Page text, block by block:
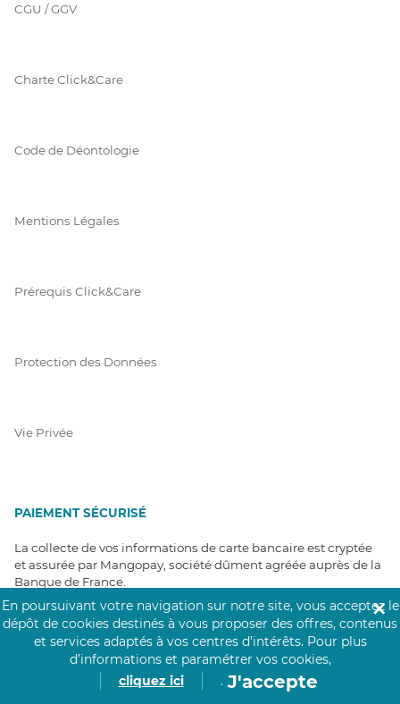
CGU / GGV
Charte Click&Care
Code de Déontologie
Mentions Légales
Prérequis Click&Care
Protection des Données
Vie Privée
PAIEMENT SÉCURISÉ
La collecte de vos informations de carte bancaire est cryptée
et assurée par Mangopay, société dûment agréée auprès de la
Banque de France.
En poursuivant votre navigation sur notre site, vous acceptez le
dépôt de cookies destinés à vous proposer des offres, contenus
et services adaptés à vos centres d’intérêts. Pour plus
d’informations et paramétrer vos cookies,
cliquez ici
. J'accepte
✕